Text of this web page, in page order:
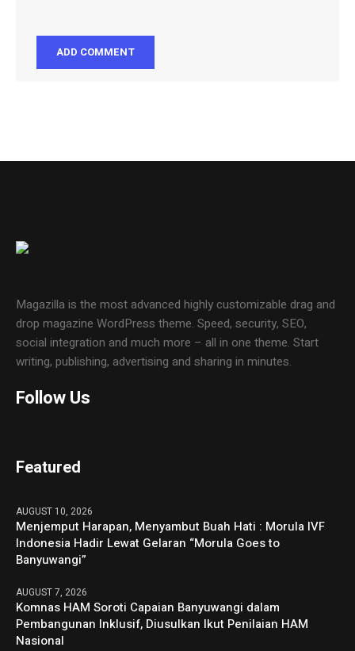
Magazilla is the most advanced highly customizable drag and
drop magazine WordPress theme. Speed, security, SEO,
social integration and much more – all in one theme. Start
writing, publishing, advertising and sharing in minutes.
Follow Us
Featured
AUGUST 10, 2026
Menjemput Harapan, Menyambut Buah Hati : Morula IVF
Indonesia Hadir Lewat Gelaran “Morula Goes to
Banyuwangi”
AUGUST 7, 2026
Komnas HAM Soroti Capaian Banyuwangi dalam
Pembangunan Inklusif, Diusulkan Ikut Penilaian HAM
Nasional